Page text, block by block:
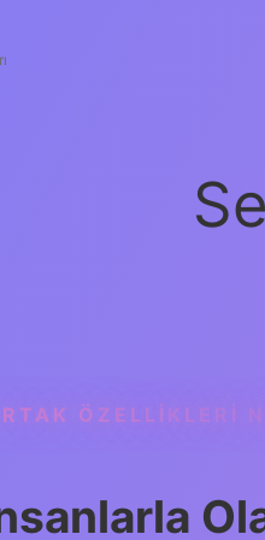
ÖZELLIKLERI